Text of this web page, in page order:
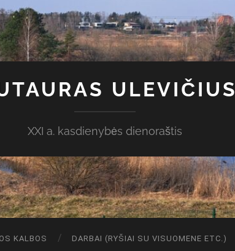
ULEVIČIUS
XXI a. kasdienybės dienoraštis
KALBOS DARBAI (RYŠIAI SU VISUOMENE ETC.)